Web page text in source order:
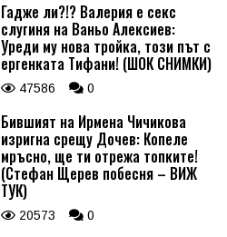
Гадже ли?!? Валерия е секс
слугиня на Ваньо Алексиев:
Уреди му нова тройка, този път с
ергенката Тифани! (ШОК СНИМКИ)
47586 0
Бившият на Ирмена Чичикова
изригна срещу Дочев: Копеле
мръсно, ще ти отрежа топките!
(Стефан Щерев побесня – ВИЖ
ТУК)
20573 0